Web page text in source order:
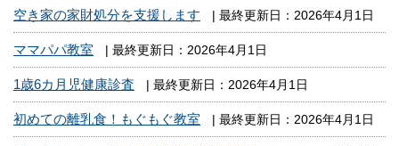
空き家の家財処分を支援します | 最終更新日：2026年4月1日
ママパパ教室 | 最終更新日：2026年4月1日
1歳6カ月児健康診査 | 最終更新日：2026年4月1日
初めての離乳食！もぐもぐ教室 | 最終更新日：2026年4月1日